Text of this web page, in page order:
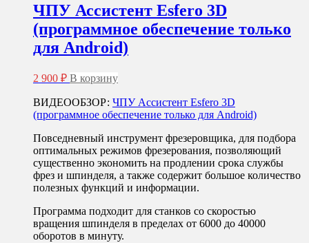
ЧПУ Ассистент Esfero 3D
(программное обеспечение только
для Android)
2 900 ₽ В корзину
ВИДЕООБЗОР: ЧПУ Ассистент Esfero 3D
(программное обеспечение только для Android)
Повседневный инструмент фрезеровщика, для подбора
оптимальных режимов фрезерования, позволяющий
существенно экономить на продлении срока службы
фрез и шпинделя, а также содержит большое количество
полезных функций и информации.
Программа подходит для станков со скоростью
вращения шпинделя в пределах от 6000 до 40000
оборотов в минуту.